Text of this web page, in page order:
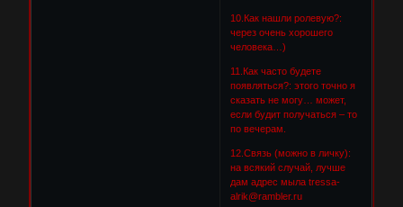
10.Как нашли ролевую?:
через очень хорошего
человека…)
11.Как часто будете
появляться?: этого точно я
сказать не могу… может,
если будит получаться – то
по вечерам.
12.Связь (можно в личку):
на всякий случай, лучше
дам адрес мыла tressa-
alrik@rambler.ru